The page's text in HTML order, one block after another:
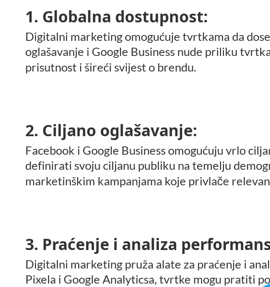
1. Globalna dostupnost:
Digitalni marketing omogućuje tvrtkama da
oglašavanje i Google Business nude priliku
prisutnost i šireći svijest o brendu.
2. Ciljano oglašavanje:
Facebook i Google Business omogućuju vrlo
definirati svoju ciljanu publiku na temelju
marketinškim kampanjama koje privlače
3. Praćenje i analiza
Digitalni marketing pruža alate za praćenje i
Pixela i Google Analyticsa, tvrtke mogu pratiti